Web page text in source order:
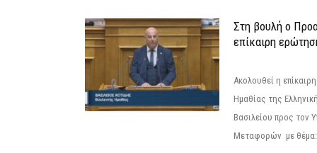
Στη βουλή ο
επίκαιρη
Ακολουθεί η
Ημαθίας της
Βασιλείου προς τον
Μεταφορών με θέμα: